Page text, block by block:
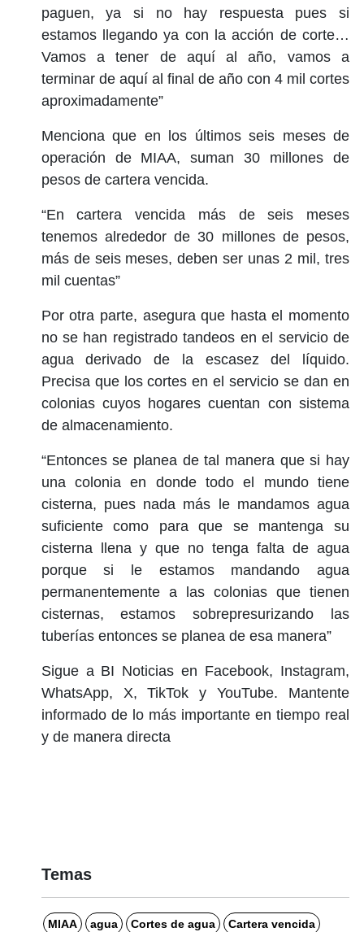
paguen, ya si no hay respuesta pues si
estamos llegando ya con la acción de corte…
Vamos a tener de aquí al año, vamos a
terminar de aquí al final de año con 4 mil cortes
aproximadamente”
Menciona que en los últimos seis meses de
operación de MIAA, suman 30 millones de
pesos de cartera vencida.
“En cartera vencida más de seis meses
tenemos alrededor de 30 millones de pesos,
más de seis meses, deben ser unas 2 mil, tres
mil cuentas”
Por otra parte, asegura que hasta el momento
no se han registrado tandeos en el servicio de
agua derivado de la escasez del líquido.
Precisa que los cortes en el servicio se dan en
colonias cuyos hogares cuentan con sistema
de almacenamiento.
“Entonces se planea de tal manera que si hay
una colonia en donde todo el mundo tiene
cisterna, pues nada más le mandamos agua
suficiente como para que se mantenga su
cisterna llena y que no tenga falta de agua
porque si le estamos mandando agua
permanentemente a las colonias que tienen
cisternas, estamos sobrepresurizando las
tuberías entonces se planea de esa manera”
Sigue a BI Noticias en Facebook, Instagram,
WhatsApp, X, TikTok y YouTube. Mantente
informado de lo más importante en tiempo real
y de manera directa
Temas
MIAA agua Cortes de agua Cartera vencida